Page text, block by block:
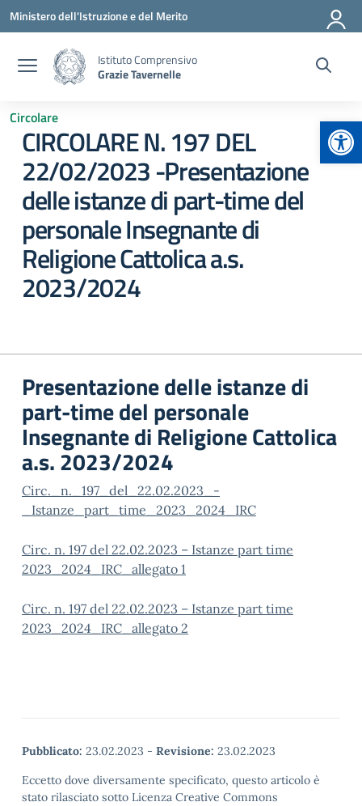
Vai ai contenuti
Vai al menu di navigazione
Vai al footer
Ministero dell'Istruzione e del Merito
Istituto Comprensivo
Grazie Tavernelle
Circolare
CIRCOLARE N. 197 DEL
22/02/2023 -Presentazione
delle istanze di part-time del
personale Insegnante di
Religione Cattolica a.s.
2023/2024
Presentazione delle istanze di
part-time del personale
Insegnante di Religione Cattolica
a.s. 2023/2024
Circ._n._197_del_22.02.2023_-
_Istanze_part_time_2023_2024_IRC
Circ. n. 197 del 22.02.2023 – Istanze part time
2023_2024_IRC_allegato 1
Circ. n. 197 del 22.02.2023 – Istanze part time
2023_2024_IRC_allegato 2
Pubblicato: 23.02.2023 - Revisione: 23.02.2023
Eccetto dove diversamente specificato, questo articolo è
stato rilasciato sotto Licenza Creative Commons